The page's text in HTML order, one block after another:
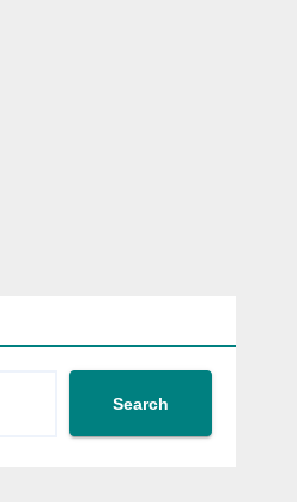
Search